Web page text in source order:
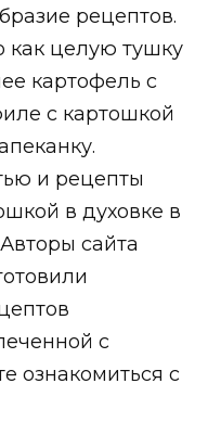
рецептов.
как целую тушку
картофель с
с картошкой
и рецепты
в духовке в
сайта
с
ознакомиться с